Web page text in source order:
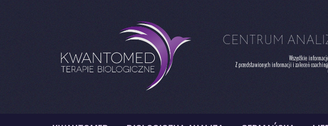
CENTRUM
Z przedstawionych informacji i zaleceń